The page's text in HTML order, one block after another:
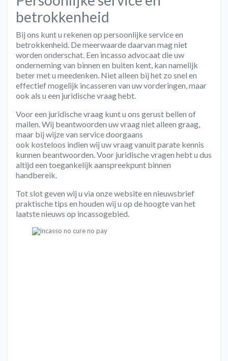
betrokkenheid
Bij ons kunt u rekenen op persoonlijke service en
betrokkenheid. De meerwaarde daarvan mag niet
worden onderschat. Een incasso advocaat die uw
onderneming van binnen en buiten kent, kan namelijk
betermet u meedenken . Niet alleen bij het zo snel en
effectief mogelijk incasseren van uw vorderingen, maar
ook als u een juridische vraag hebt.
Voor een juridische vraag kunt u ons gerust bellen of
mailen. Wij beantwoorden uw vraag niet alleen graag,
maar bij wijze van service doorgaans
ook kosteloos indien wij uw vraag vanuit parate kennis
kunnen beantwoorden. Voor juridische vragen hebt u dus
altijd een toegankelijk aanspreekpunt binnen
handbereik.
Tot slot geven wij u via onze website en nieuwsbrief
praktische tips en houden wij u op de hoogte van het
laatste nieuws op incassogebied.